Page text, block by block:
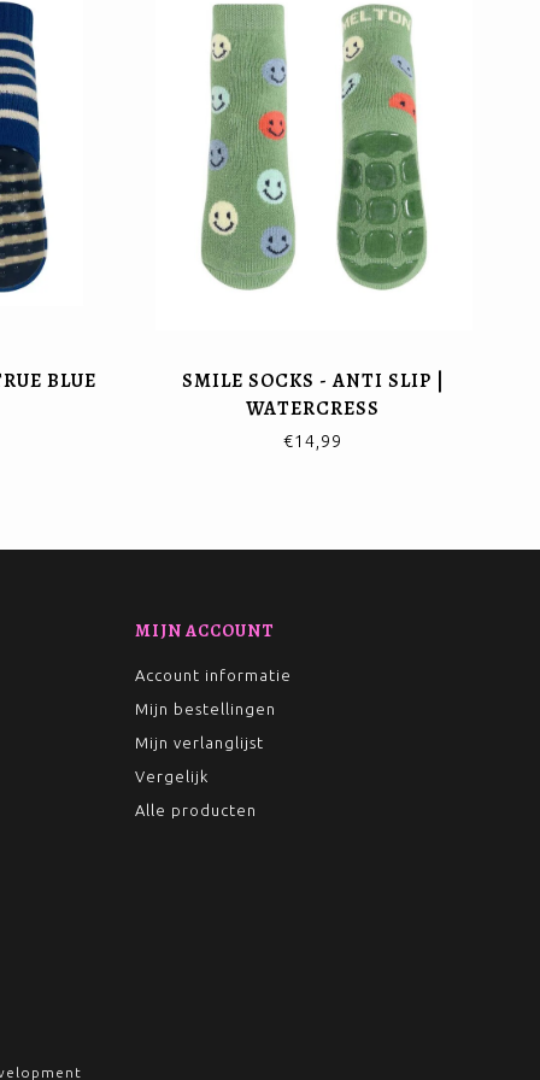
BLUE
SMILE SOCKS - ANTI SLIP |
WATERCRESS
€14,99
MIJN ACCOUNT
Account informatie
Mijn bestellingen
Mijn verlanglijst
Vergelijk
Alle producten